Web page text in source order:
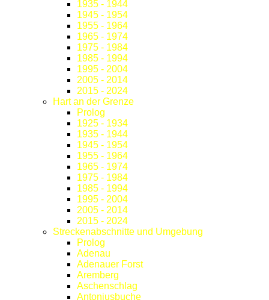
1935 - 1944
1945 - 1954
1955 - 1964
1965 - 1974
1975 - 1984
1985 - 1994
1995 - 2004
2005 - 2014
2015 - 2024
Hart an der Grenze
Prolog
1925 - 1934
1935 - 1944
1945 - 1954
1955 - 1964
1965 - 1974
1975 - 1984
1985 - 1994
1995 - 2004
2005 - 2014
2015 - 2024
Streckenabschnitte und Umgebung
Prolog
Adenau
Adenauer Forst
Aremberg
Aschenschlag
Antoniusbuche